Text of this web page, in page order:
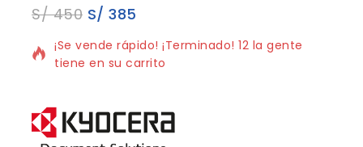
S/450 S/ 385
19 productos vendidos en los últimos 2 horas
¡Se vende rápido! ¡Terminado! 12 la gente
tiene en su carrito